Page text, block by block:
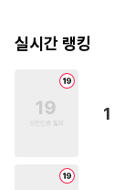
실시간 랭킹
1